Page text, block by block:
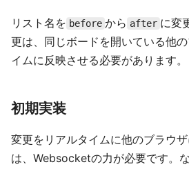
リスト名を before から after に変
更は、同じボードを開いている他
イムに反映させる必要があります。
初期実装
変更をリアルタイムに他のブラウ
は、Websocketの力が必要です。